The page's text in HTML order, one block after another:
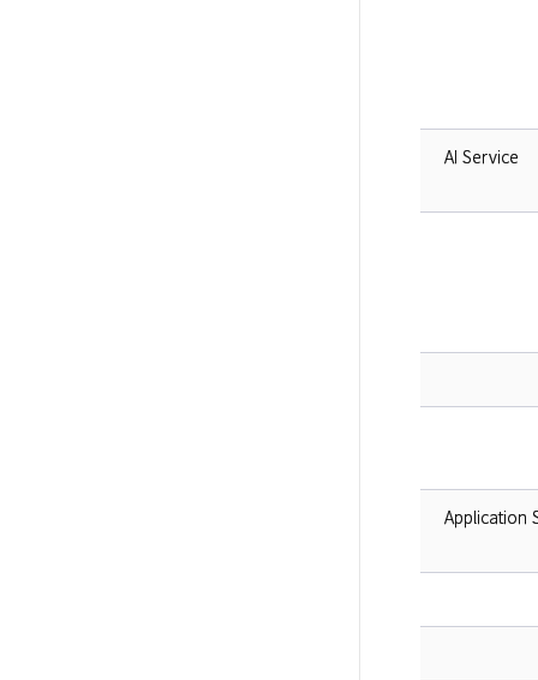
AI Service
Application